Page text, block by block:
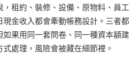
租約、裝修、設備、原物料、員工
金收入都會牽動帳務設計。三者都
果用同一套問卷、同一種資本額建
處理，風險會被藏在細節裡。